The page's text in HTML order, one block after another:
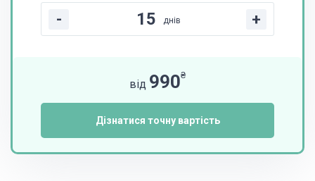
- днів +
від 990₴
Дізнатися точну вартість